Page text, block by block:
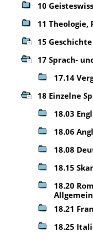
10
11 Theologie,
15 Geschichte
17 Sprach-
17.14
18 Einzelne
18.03
18.06
18.08
18.15
18.20
18.21
18.25